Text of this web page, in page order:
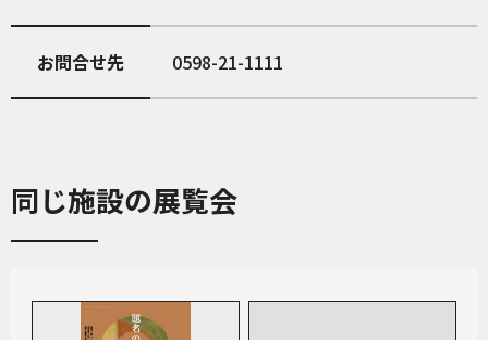
お問合せ先 0598-21-1111
同じ施設の展覧会